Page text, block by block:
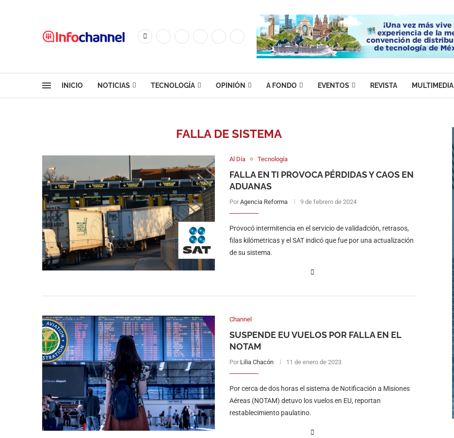
INICIO NOTICIAS TECNOLOGÍA OPINIÓN A FONDO EVENTOS REVISTA MULTIMEDIA
FALLA DE SISTEMA
Al Día Tecnología
FALLA EN TI PROVOCA PÉRDIDAS Y CAOS EN
ADUANAS
Por Agencia Reforma 9 de febrero de 2024
Provocó intermitencia en el servicio de validadción, retrasos,
filas kilómetricas y el SAT indicó que fue por una actualización
de su sistema.
Channel
SUSPENDE EU VUELOS POR FALLA EN EL
NOTAM
Por Lilia Chacón 11 de enero de 2023
Por cerca de dos horas el sistema de Notificación a Misiones
Aéreas (NOTAM) detuvo los vuelos en EU, reportan
restablecimiento paulatino.